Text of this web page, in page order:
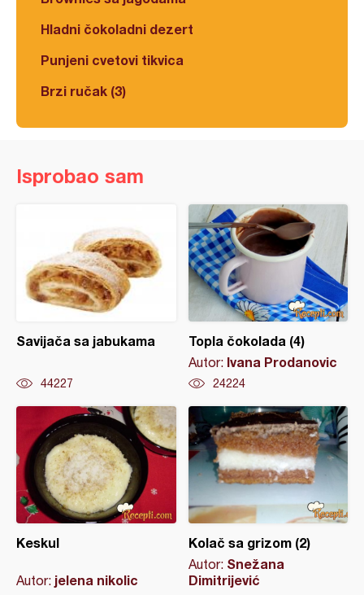
Hladni čokoladni dezert
Punjeni cvetovi tikvica
Brzi ručak (3)
Isprobao sam
Savijača sa jabukama
44227
Topla čokolada (4)
Autor: Ivana Prodanovic
24224
Keskul
Autor: jelena nikolic
Kolač sa grizom (2)
Autor: Snežana
Dimitrijević